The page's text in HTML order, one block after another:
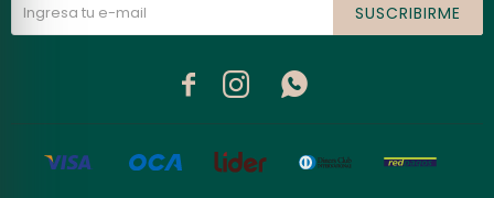
SUSCRIBIRME
  